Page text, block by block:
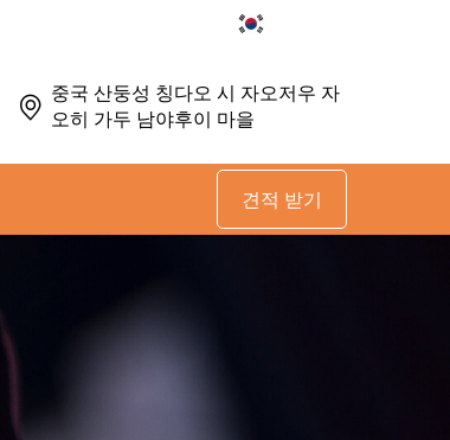
중국 산둥성 칭다오 시 자오저우 자
오히 가두 남야후이 마을
견적 받기